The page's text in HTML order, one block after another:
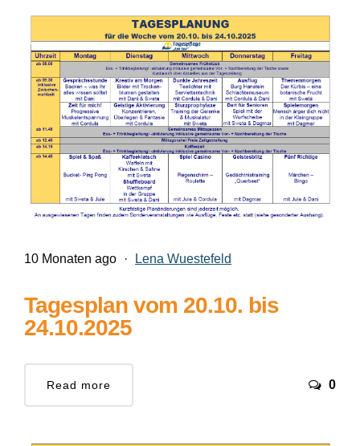
10 Monaten ago · Lena Wuestefeld
Tagesplan vom 20.10. bis
24.10.2025
Read more 0